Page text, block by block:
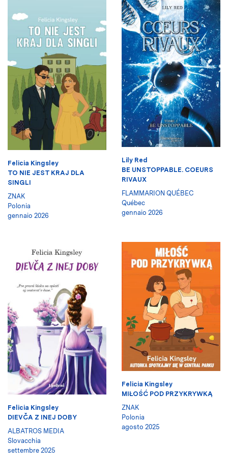
Felicia Kingsley
TO NIE JEST KRAJ DLA
SINGLI
ZNAK
Polonia
gennaio 2026
Lily Red
BE UNSTOPPABLE. COEURS
RIVAUX
FLAMMARION QUÉBEC
Québec
gennaio 2026
Felicia Kingsley
DIEVČA Z INEJ DOBY
ALBATROS MEDIA
Slovacchia
settembre 2025
Felicia Kingsley
MIŁOŚĆ POD PRZYKRYWKĄ
ZNAK
Polonia
agosto 2025